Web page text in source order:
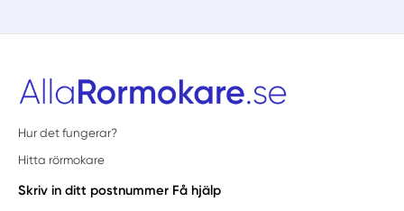
Hur det fungerar?
Hitta rörmokare
Skriv in ditt postnummer Få hjälp